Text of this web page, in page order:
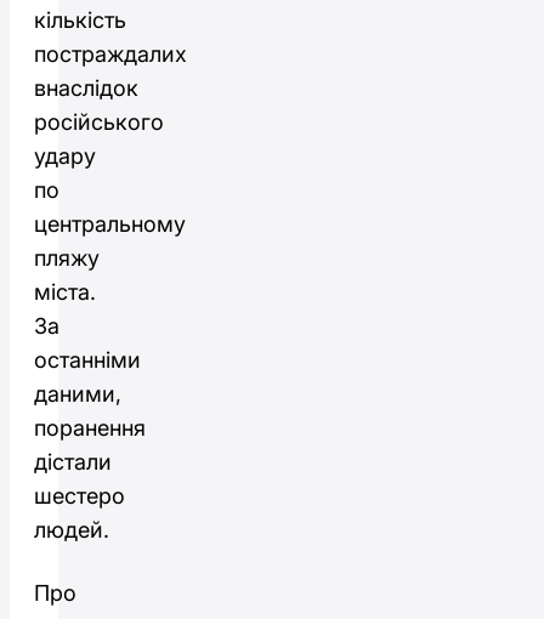
кількість
постраждалих
внаслідок
російського
удару
по
центральному
пляжу
міста.
За
останніми
даними,
поранення
дістали
шестеро
людей.
Про